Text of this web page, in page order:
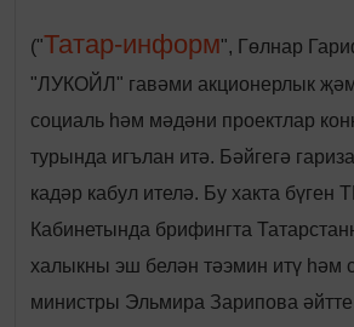
("Татар-информ", Гөлнар
"ЛУКОЙЛ" гавәми акционерлык
социаль һәм мәдәни проектлар
турында игълан итә. Бәйгегә
кадәр кабул ителә. Бу хакта бүген
Кабинетында брифингта
халыкны эш белән тәэмин итү һәм
министры Эльмира Зарипова